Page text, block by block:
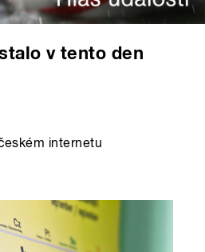
v tento den
internetu